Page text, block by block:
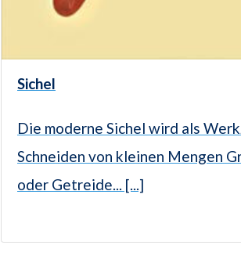
Sichel
Die moderne Sichel wird als
Schneiden von kleinen Mengen
oder Getreide... [...]